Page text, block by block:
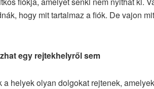
hogy mit tartalmaz a fiók. De vajon
egy rejtekhelyről sem
helyek olyan dolgokat rejtenek,